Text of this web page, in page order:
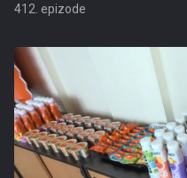
412. epizode